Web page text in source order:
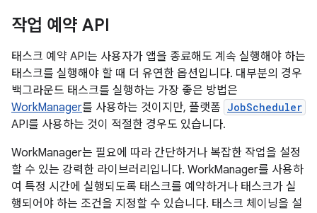
작업 예약 API
태스크 예약 API는 사용자가 앱을 종료해도 계속 실행해야 하는
태스크를 실행해야 할 때 더 유연한 옵션입니다. 대부분의 경우
백그라운드 태스크를 실행하는 가장 좋은 방법은
WorkManager를 사용하는 것이지만, 플랫폼 JobScheduler
API를 사용하는 것이 적절한 경우도 있습니다.
WorkManager는 필요에 따라 간단하거나 복잡한 작업을 설정
할 수 있는 강력한 라이브러리입니다. WorkManager를 사용하
여 특정 시간에 실행되도록 태스크를 예약하거나 태스크가 실
행되어야 하는 조건을 지정할 수 있습니다. 태스크 체이닝을 설